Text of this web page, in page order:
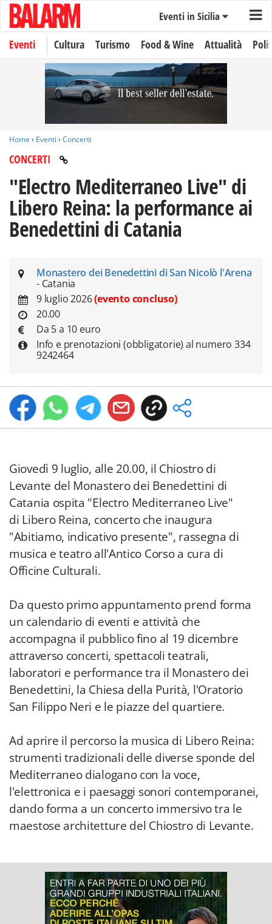
Eventi in Sicilia
Eventi Cultura Turismo Food & Wine Attualità
Home › Eventi › Concerti
CONCERTI
"Electro Mediterraneo Live" di
Libero Reina: la performance ai
Benedettini di Catania
Monastero dei Benedettini di San Nicolò l'Arena
- Catania
9 luglio 2026(evento concluso)
20.00
Da 5 a 10 euro
Info e prenotazioni (obbligatorie) al numero 334
9242464
Giovedì 9 luglio, alle 20.00, il Chiostro di
Levante del Monastero dei Benedettini di
Catania ospita "Electro Mediterraneo Live"
di Libero Reina, concerto che inaugura
"Abitiamo, indicativo presente", rassegna di
musica e teatro all'Antico Corso a cura di
Officine Culturali.
Da questo primo appuntamento prend forma
un calendario di eventi e attività che
accompagna il pubblico fino al 19 dicembre
attraverso concerti, spettacoli teatrali,
laboratori e performance tra il Monastero dei
Benedettini, la Chiesa della Purità, l'Oratorio
San Filippo Neri e le piazze del quartiere.
Ad aprire il percorso la musica di Libero Reina:
strumenti tradizionali delle diverse sponde del
Mediterraneo dialogano con la voce,
l'elettronica e i paesaggi sonori contemporanei,
dando forma a un concerto immersivo tra le
maestose architetture del Chiostro di Levante.